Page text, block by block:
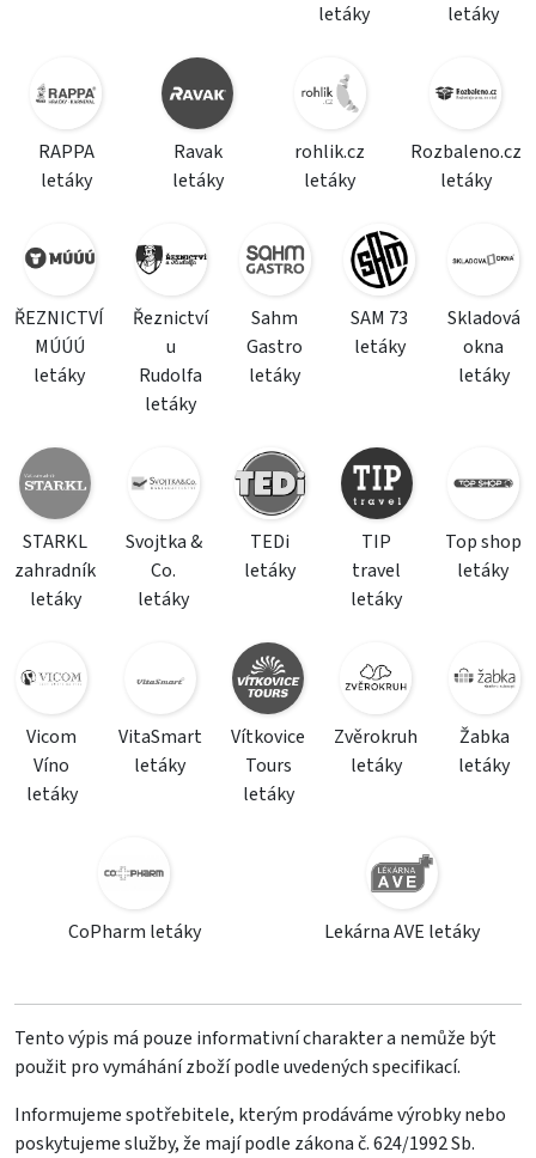
letáky
letáky
RAPPA
letáky
Ravak
letáky
rohlik.cz
letáky
Rozbaleno.cz
letáky
ŘEZNICTVÍ
MÚÚÚ
letáky
Řeznictví
u
Rudolfa
letáky
Sahm
Gastro
letáky
SAM 73
letáky
Skladová
okna
letáky
STARKL
zahradník
letáky
Svojtka &
Co.
letáky
TEDi
letáky
TIP
travel
letáky
Top shop
letáky
Vicom
Víno
letáky
VitaSmart
letáky
Vítkovice
Tours
letáky
Zvěrokruh
letáky
Žabka
letáky
CoPharm letáky Lekárna AVE letáky
Tento výpis má pouze informativní charakter a nemůže být
použit pro vymáhání zboží podle uvedených specifikací.
Informujeme spotřebitele, kterým prodáváme výrobky nebo
poskytujeme služby, že mají podle zákona č. 624/1992 Sb.